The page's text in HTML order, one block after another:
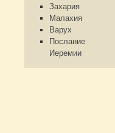
Захария
Малахия
Варух
Послание
Иеремии